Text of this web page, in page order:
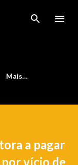
Mais…
a pagar
vício de